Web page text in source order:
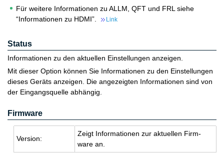
Für weitere Informationen zu ALLM, QFT und FRL siehe
“Informationen zu HDMI”.
Link
Status
Informationen zu den aktuellen Einstellungen anzeigen.
Mit dieser Option können Sie Informationen zu den Einstellungen
dieses Geräts anzeigen. Die angezeigten Informationen sind von
der Eingangsquelle abhängig.
Firmware
Ver­si­on:
Zeigt In­for­ma­tio­nen zur ak­tu­el­len Firm­
ware an.